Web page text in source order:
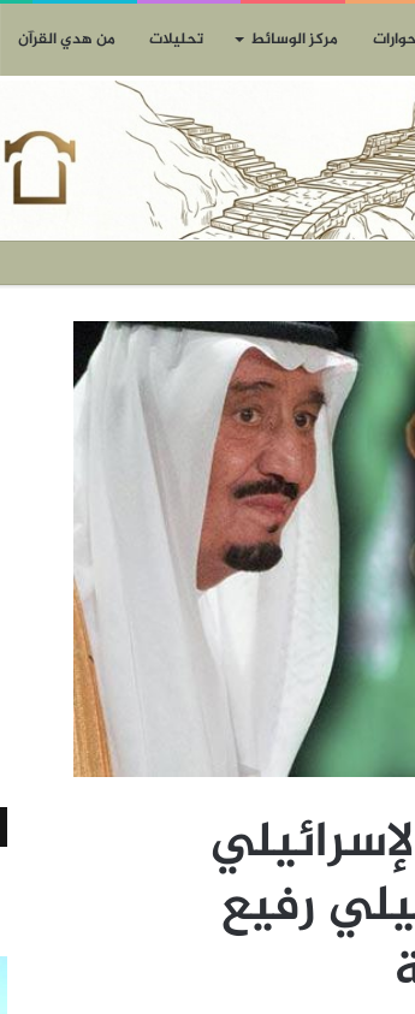
مركز الوسائط تحليلات من هدي القرآن
رفيع